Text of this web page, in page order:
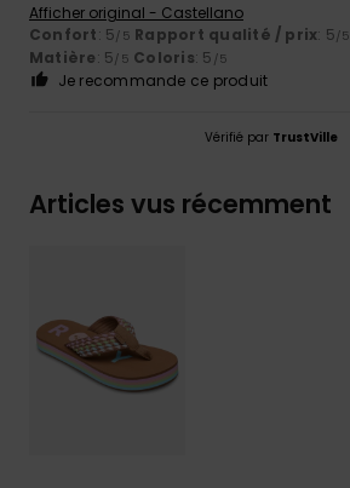
Afficher original - Castellano
Confort: 5/5 Rapport qualité / prix: 5/5
Matière: 5/5 Coloris: 5 /5
Je recommande ce produit
Vérifié par TrustVille
Articles vus récemment